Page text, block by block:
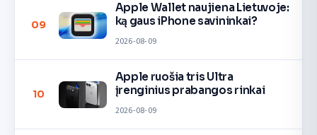
09
Apple Wallet naujiena Lietuvoje:
ką gaus iPhone savininkai?
2026-08-09
10
Apple ruošia tris Ultra
įrenginius prabangos rinkai
2026-08-09